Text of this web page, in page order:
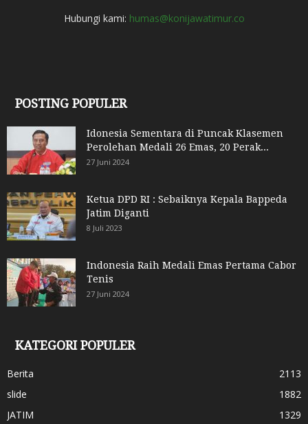
Hubungi kami: humas@konijawatimur.co
POSTING POPULER
Idonesia Sementara di Puncak Klasemen
Perolehan Medali 26 Emas, 20 Perak...
27 Juni 2024
Ketua DPD RI : Sebaiknya Kepala Bappeda
Jatim Diganti
8 Juli 2023
Indonesia Raih Medali Emas Pertama Cabor
Tenis
27 Juni 2024
KATEGORI POPULER
Berita
2113
slide
1882
JATIM
1329